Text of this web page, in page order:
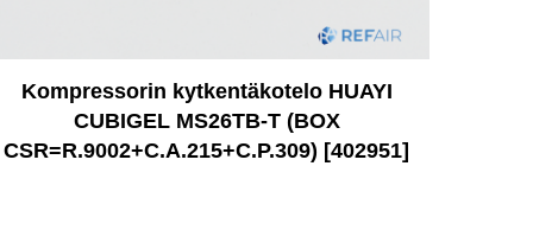
Kompressorin kytkentäkotelo HUAYI
CUBIGEL MS26TB-T (BOX
CSR=R.9002+C.A.215+C.P.309) [402951]